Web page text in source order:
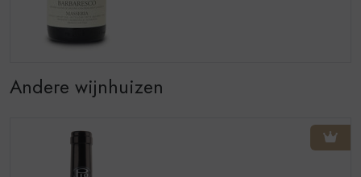
Andere wijnhuizen